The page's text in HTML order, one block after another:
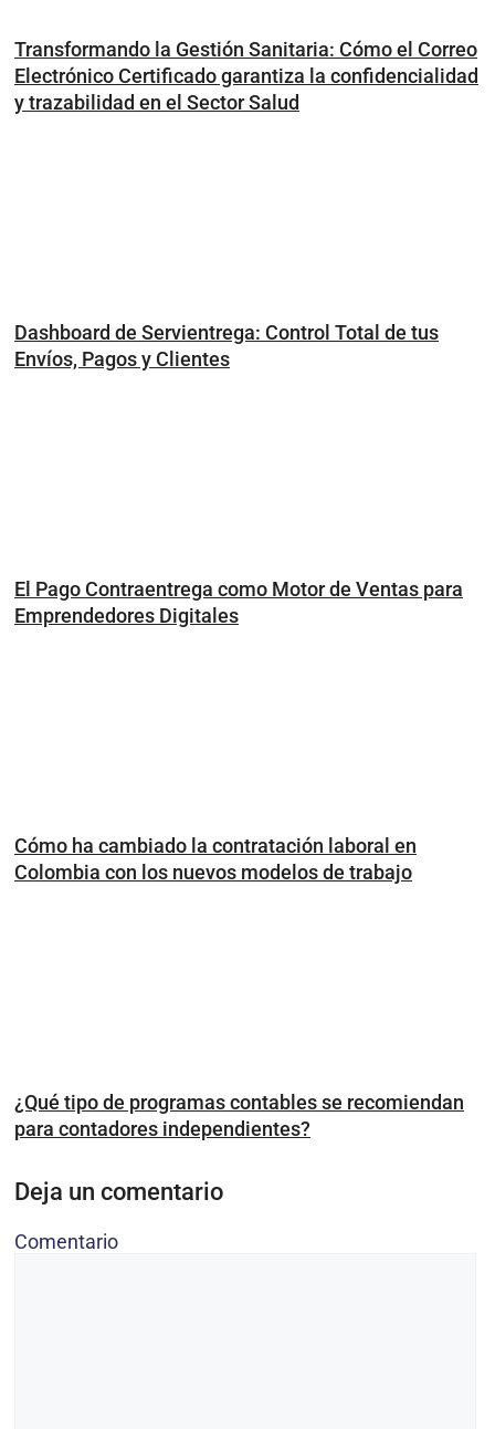
Transformando la Gestión Sanitaria: Cómo el Correo
Electrónico Certificado garantiza la confidencialidad
y trazabilidad en el Sector Salud
Dashboard de Servientrega: Control Total de tus
Envíos, Pagos y Clientes
El Pago Contraentrega como Motor de Ventas para
Emprendedores Digitales
Cómo ha cambiado la contratación laboral en
Colombia con los nuevos modelos de trabajo
¿Qué tipo de programas contables se recomiendan
para contadores independientes?
Deja un comentario
Comentario